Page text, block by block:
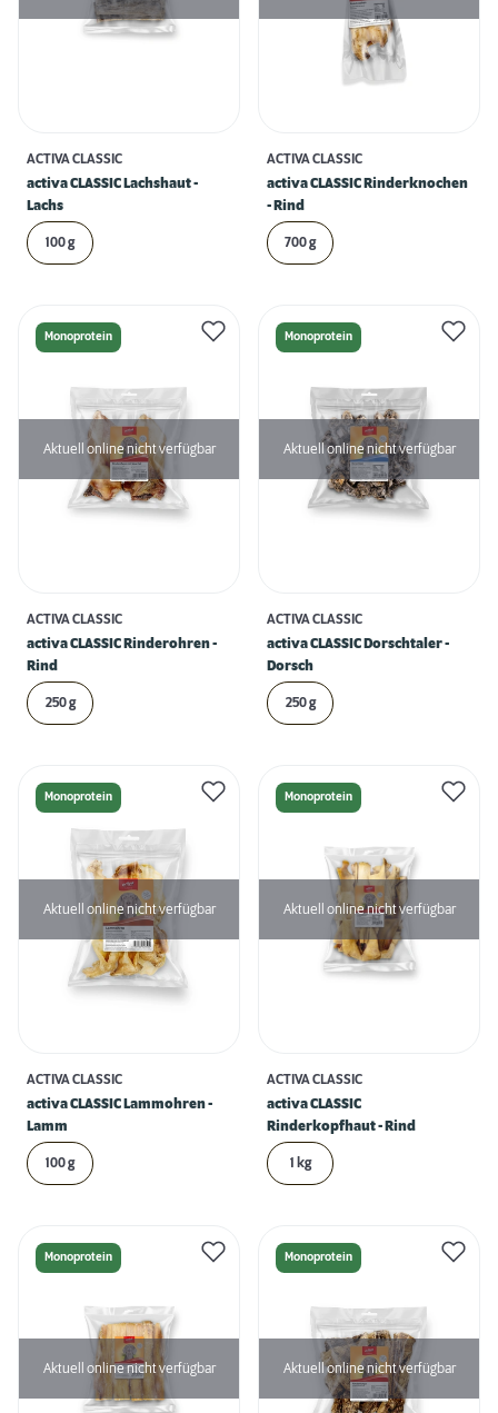
ACTIVA CLASSIC
activa CLASSIC Lachshaut -
Lachs
100 g
ACTIVA CLASSIC
activa CLASSIC Rinderknochen
- Rind
700 g
Monoprotein
Aktuell online nicht verfügbar
ACTIVA CLASSIC
activa CLASSIC Rinderohren -
Rind
250 g
Monoprotein
Aktuell online nicht verfügbar
ACTIVA CLASSIC
activa CLASSIC Dorschtaler -
Dorsch
250 g
Monoprotein
Aktuell online nicht verfügbar
ACTIVA CLASSIC
activa CLASSIC Lammohren -
Lamm
100 g
Monoprotein
Aktuell online nicht verfügbar
ACTIVA CLASSIC
activa CLASSIC
Rinderkopfhaut - Rind
1 kg
Monoprotein
Aktuell online nicht verfügbar
Monoprotein
Aktuell online nicht verfügbar